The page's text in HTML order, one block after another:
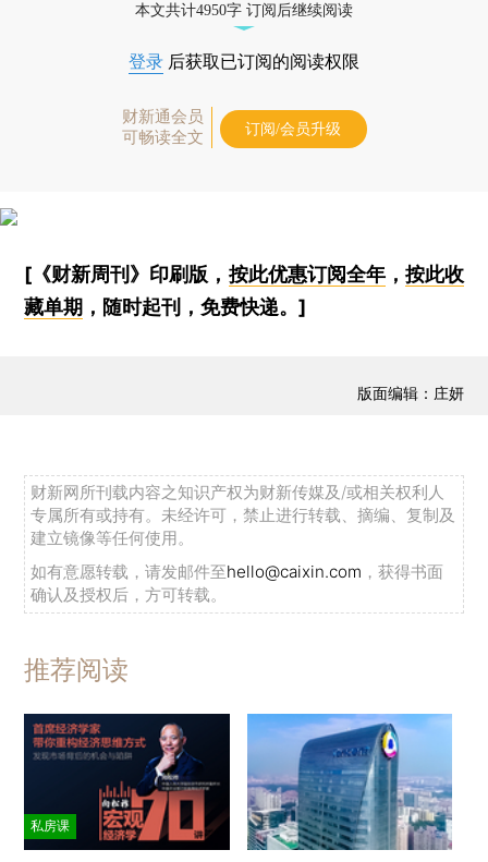
本文共计4950字 订阅后继续阅读
登录 后获取已订阅的阅读权限
财新通会员
可畅读全文
订阅/会员升级
[《财新周刊》印刷版， 按此优惠订阅全年， 按此收
藏单期 ，随时起刊，免费快递。]
版面编辑：庄妍
财新网所刊载内容之知识产权为财新传媒及/或相关权利人
专属所有或持有。未经许可，禁止进行转载、摘编、复制及
建立镜像等任何使用。
如有意愿转载，请发邮件至hello@caixin.com ，获得书面
确认及授权后，方可转载。
推荐阅读
私房课